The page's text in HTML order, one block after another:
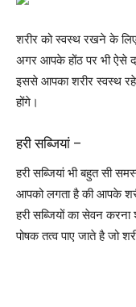
शरीर को स्वस्थ रखने के
अगर आपके होंठ पर भी ऐसे
इससे आपका शरीर स्वस्थ
होंगे।
हरी सब्जियां –
हरी सब्जियां भी बहुत सी
आपको लगता है की आपके
हरी सब्जियों का सेवन
पोषक तत्व पाए जाते है जो